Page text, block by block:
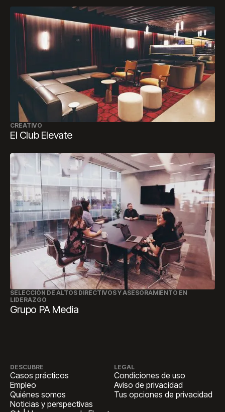
CREATIVO
El Club Elevate
SELECCIÓN DE ALTOS DIRECTIVOS Y ASESORAMIENTO EN
LIDERAZGO
Grupo PA Media
DESCUBRE
Casos prácticos
Empleo
Quiénes somos
Noticias y perspectivas
LEGAL
Condiciones de uso
Aviso de privacidad
Tus opciones de privacidad